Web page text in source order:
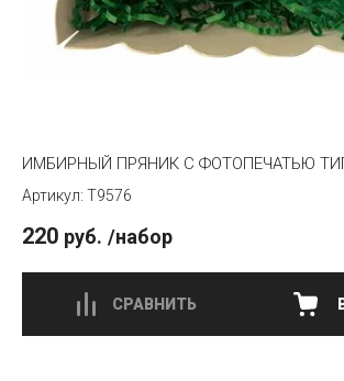
ИМБИРНЫЙ ПРЯНИК С ФОТОПЕЧАТЬЮ
T9576
220 руб. /набор